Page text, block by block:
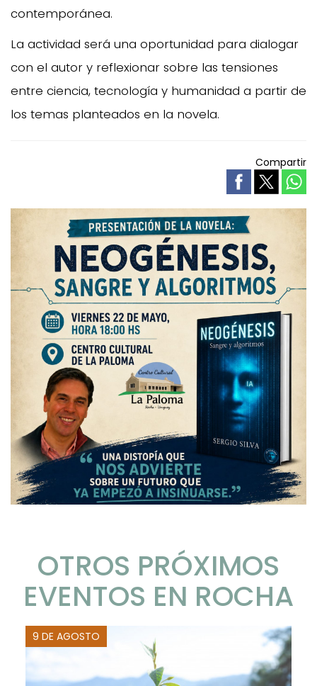
contemporánea.
La actividad será una oportunidad para dialogar
con el autor y reflexionar sobre las tensiones
entre ciencia, tecnología y humanidad a partir de
los temas planteados en la novela.
Compartir
OTROS PRÓXIMOS
EVENTOS EN ROCHA
9 DE AGOSTO